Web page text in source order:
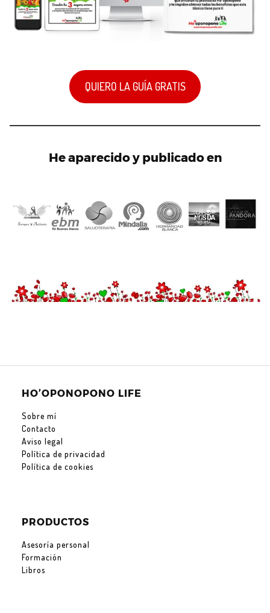
QUIERO LA GUÍA GRATIS
He aparecido y publicado en
HO’OPONOPONO LIFE
Sobre mí
Contacto
Aviso legal
Política de privacidad
Política de cookies
PRODUCTOS
Asesoría personal
Formación
Libros